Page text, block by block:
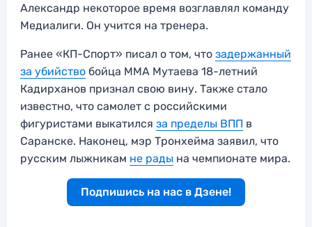
Александр некоторое время возглавлял команду
Медиалиги. Он учится на тренера.
Ранее «КП-Спорт» писал о том, что задержанный
за убийство бойца ММА Мутаева 18-летний
Кадирханов признал свою вину. Также стало
известно, что самолет с российскими
фигуристами выкатился за пределы ВПП в
Саранске. Наконец, мэр Тронхейма заявил, что
русским лыжникам не рады на чемпионате мира.
Подпишись на нас в Дзене!